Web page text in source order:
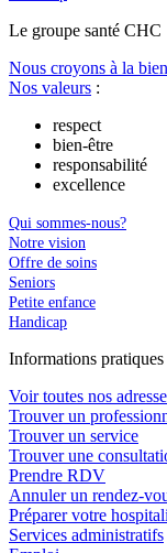
Le groupe santé CHC
Nous croyons à la
Nos valeurs :
respect
bien-être
responsabilité
excellence
Qui sommes-nous?
Notre vision
Offre de soins
Seniors
Petite enfance
Handicap
Informations pratiques
Voir toutes nos
Trouver un
Trouver un service
Trouver une
Prendre RDV
Annuler un rendez-
Préparer votre
Services administratifs